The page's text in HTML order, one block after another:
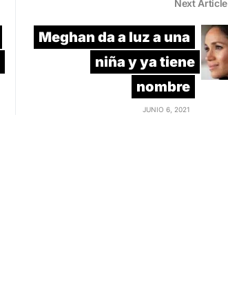
Next Article
Meghan da a luz a una
niña y ya tiene
nombre
JUNIO 6, 2021